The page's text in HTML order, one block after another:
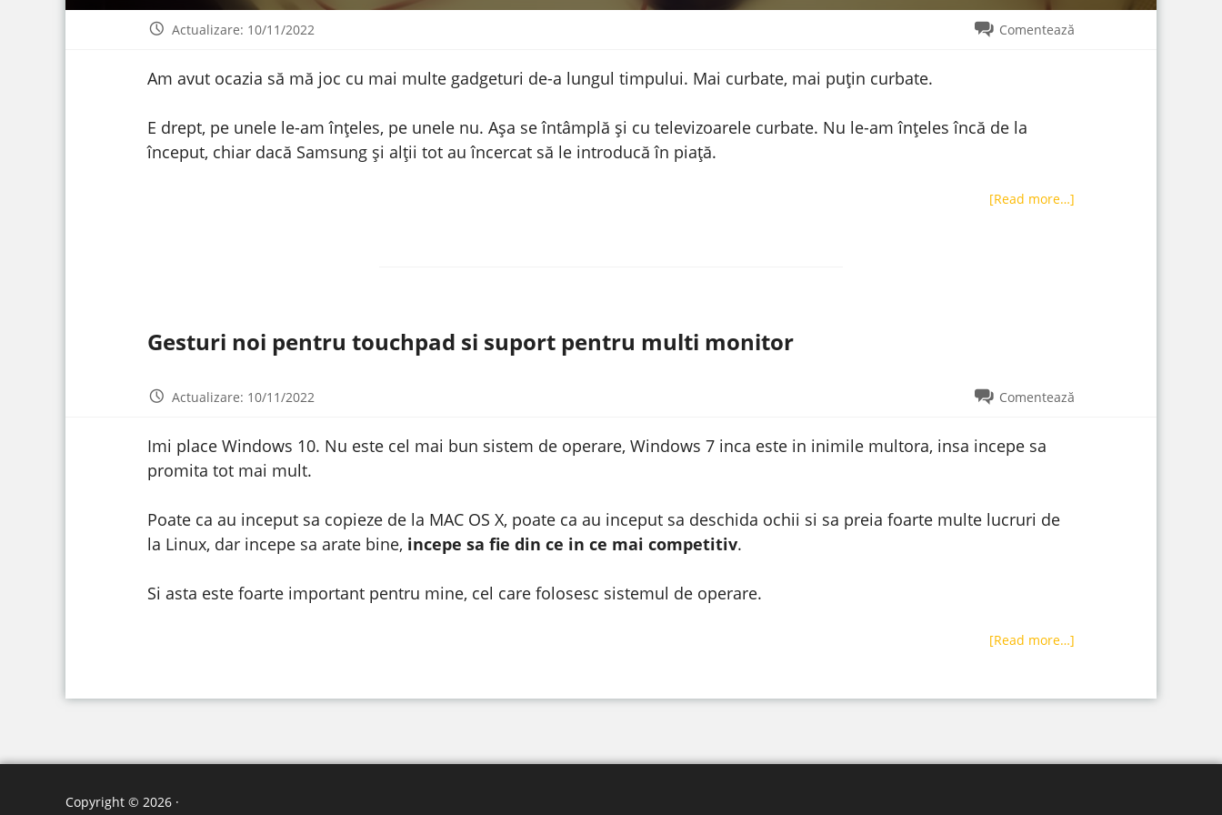
Actualizare: 10/11/2022 Comentează
Am avut ocazia să mă joc cu mai multe gadgeturi de-a lungul timpului. Mai curbate, mai puțin curbate.
E drept, pe unele le-am înțeles, pe unele nu. Așa se întâmplă și cu televizoarele curbate. Nu le-am înțeles încă de la
început, chiar dacă Samsung și alții tot au încercat să le introducă în piață.
[Read more…]
Gesturi noi pentru touchpad si suport pentru multi monitor
Actualizare: 10/11/2022 Comentează
Imi place Windows 10. Nu este cel mai bun sistem de operare, Windows 7 inca este in inimile multora, insa incepe sa
promita tot mai mult.
Poate ca au inceput sa copieze de la MAC OS X, poate ca au inceput sa deschida ochii si sa preia foarte multe lucruri de
la Linux, dar incepe sa arate bine, incepe sa fie din ce in ce mai competitiv.
Si asta este foarte important pentru mine, cel care folosesc sistemul de operare.
[Read more…]
Copyright © 2026 ·